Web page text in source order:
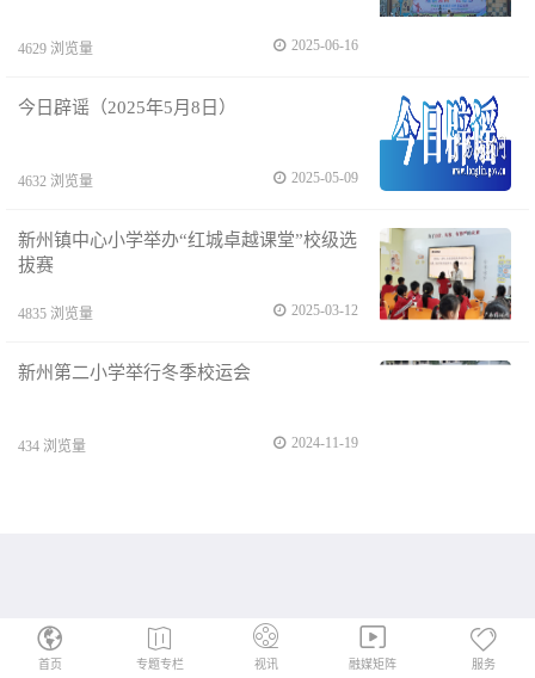
首页 专题专栏 视讯 融媒矩阵 服务
4629 浏览量 2025-06-16
今日辟谣（2025年5月8日）
4632 浏览量 2025-05-09
新州镇中心小学举办“红城卓越课堂”校级选
拔赛
4835 浏览量 2025-03-12
新州第二小学举行冬季校运会
434 浏览量 2024-11-19